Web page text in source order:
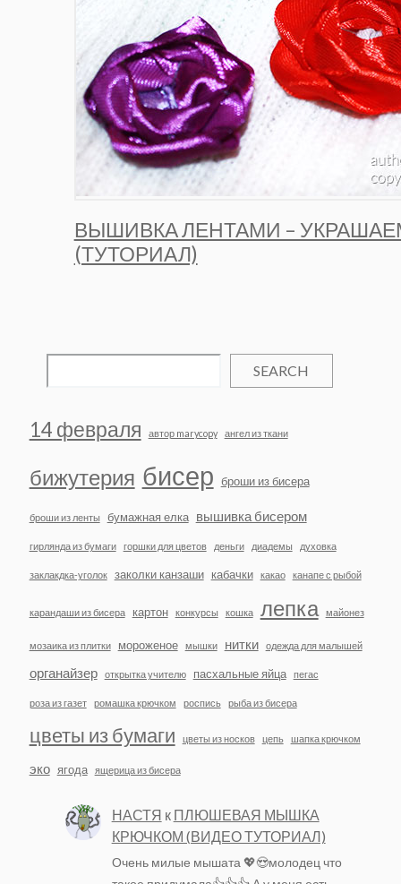
ВЫШИВКА ЛЕНТАМИ –
(ТУТОРИАЛ)
SEARCH
14 февраля автор marycopy ангел из ткани
бижутерия бисер броши из бисера
броши из ленты бумажная елка вышивка бисером
гирлянда из бумаги горшки для цветов деньги диадемы духовка
заклакдка-уголок заколки канзаши кабачки какао канапе с рыбой
карандаши из бисера картон конкурсы кошка лепка майонез
мозаика из плитки мороженое мышки нитки одежда для малышей
органайзер открытка учителю пасхальные яйца пегас
роза из газет ромашка крючком роспись рыба из бисера
цветы из бумаги цветы из носков цепь шапка крючком
эко ягода ящерица из бисера
НАСТЯ к ПЛЮШЕВАЯ МЫШКА
КРЮЧКОМ (ВИДЕО ТУТОРИАЛ)
Очень милые мышата 💖😍молодец что